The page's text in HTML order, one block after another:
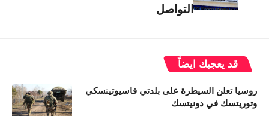
التواصل
قد يعجبك ايضاً
روسيا تعلن السيطرة على بلدتي فاسيوتينسكي
وتوريتسك في دونيتسك